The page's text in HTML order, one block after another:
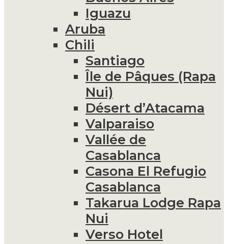
Iguazu
Aruba
Chili
Santiago
Île de Pâques (Rapa
Nui)
Désert d’Atacama
Valparaiso
Vallée de
Casablanca
Casona El Refugio
Casablanca
Takarua Lodge Rapa
Nui
Verso Hotel